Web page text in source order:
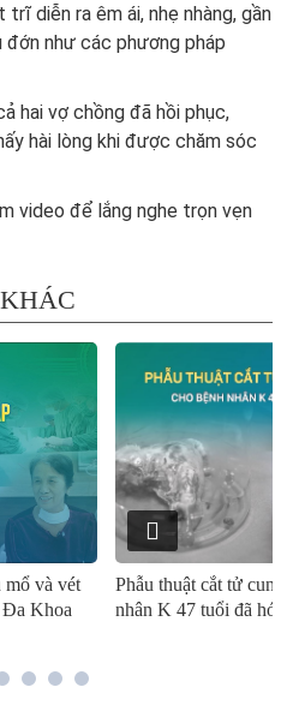
diễn ra êm ái, nhẹ nhàng, gần
như các phương pháp
hai vợ chồng đã hồi phục,
hài lòng khi được chăm sóc
video để lắng nghe trọn vẹn
mổ và vét
Đa Khoa
Phẫu thuật cắt tử
nhân K 47 tuổi đã